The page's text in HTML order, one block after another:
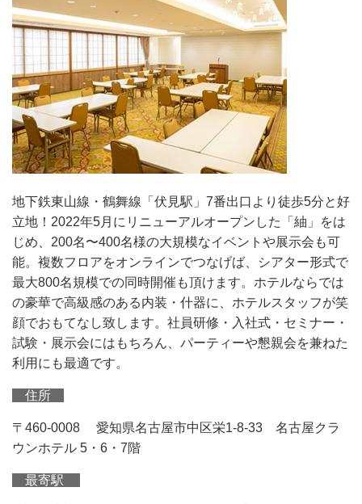
地下鉄東山線・鶴舞線「伏見駅」7番出口より徒歩5分と好
立地！2022年5月にリニューアルオープンした「紬」をは
じめ、200名〜400名様の大規模なイベントや展示会も可
能。複数フロアをオンラインでつなげば、シアター形式で
最大800名規模での同時開催も頂けます。ホテルならでは
の豪華で高級感のある内装・什器に、ホテルスタッフが笑
顔でおもてなし致します。社員研修・入社式・セミナー・
試験・展示会にはもちろん、パーティーや懇親会を兼ねた
利用にも最適です。
住所
〒460-0008 愛知県名古屋市中区栄1-8-33 名古屋クラ
ウンホテル 5・6・7階
最寄駅